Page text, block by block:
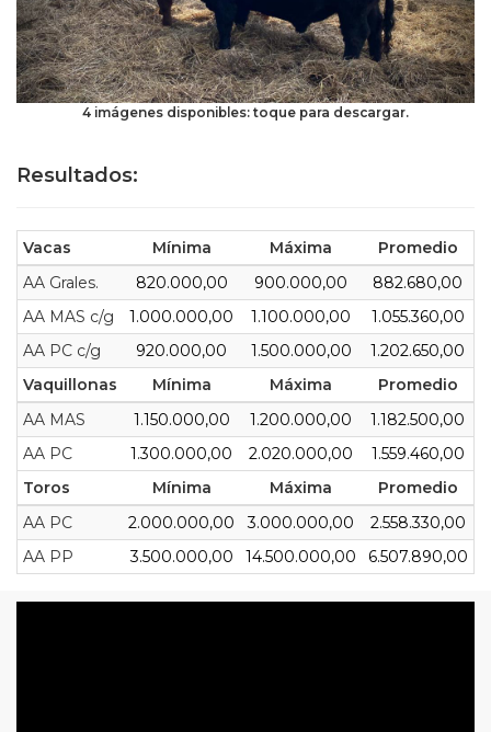
4 imágenes disponibles: toque para descargar.
Resultados:
Vacas Mínima Máxima
Promedio
AA Grales.
820.000,00 900.000,00
882.680,00
AA MAS c/g
1.000.000,00 1.100.000,00
1.055.360,00
AA PC c/g
920.000,00 1.500.000,00
1.202.650,00
Vaquillonas
Mínima Máxima
Promedio
AA MAS
1.150.000,00 1.200.000,00
1.182.500,00
AA PC
1.300.000,00 2.020.000,00
1.559.460,00
Toros
Mínima Máxima
Promedio
AA PC
2.000.000,00 3.000.000,00
2.558.330,00
AA PP
3.500.000,00 14.500.000,00 6.507.890,00